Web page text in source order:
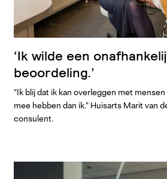
‘Ik wilde een
beoordeling.’
"Ik blij dat ik kan overleggen met
mee hebben dan ik." Huisarts Marit van
consulent.